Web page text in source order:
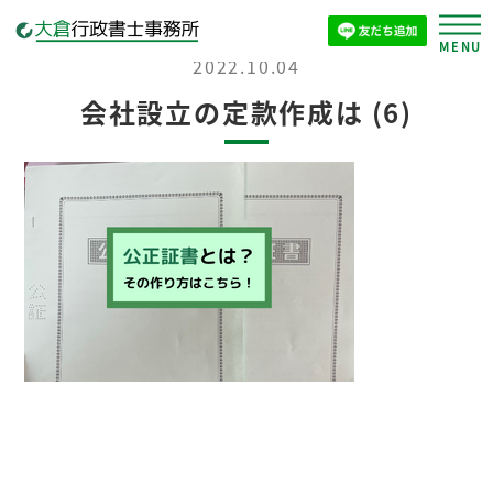
2022.10.04
会社設立の定款作成は (6)